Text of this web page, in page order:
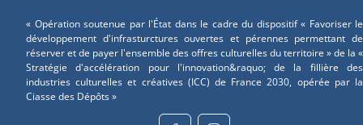
« Opération soutenue par l'État dans le cadre du dispositif « Favoriser le
développement d'infrasturctures ouvertes et pérennes permettant de
réserver et de payer l'ensemble des offres culturelles du territoire » de la «
Stratégie d'accélération pour l'innovation&raquo; de la fillière des
industries culturelles et créatives (ICC) de France 2030, opérée par la
Ciasse des Dépôts »